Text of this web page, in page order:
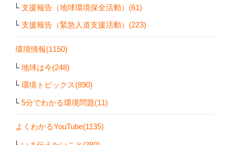
支援報告（地球環境保全活動）(61)
支援報告（緊急人道支援活動）(223)
環境情報(1150)
地球は今(248)
環境トピックス(890)
5分でわかる環境問題(11)
よくわかるYouTube(1135)